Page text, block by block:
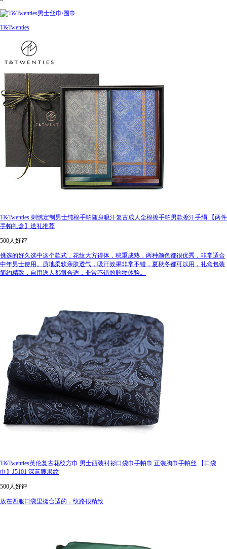
T&Twenties
T&Twenties 刺绣定制男士纯棉手帕随身吸汗复古成人全棉擦手帕男款擦汗手绢 【两件
手帕礼盒】送礼推荐
500人好评
挑选的好久选中这个款式，花纹大方得体，稳重成熟，两种颜色都很优秀，非常适合
中年男士使用。质地柔软亲肤透气，吸汗效果非常不错，夏秋冬都可以用，礼盒包装
简约精致，自用送人都很合适，非常不错的购物体验。
T&Twenties英伦复古花纹方巾 男士西装衬衫口袋巾手帕巾 正装胸巾手帕丝 【口袋
巾】J5101 深蓝腰果纹
500人好评
放在西服口袋里挺合适的，纹路很精致